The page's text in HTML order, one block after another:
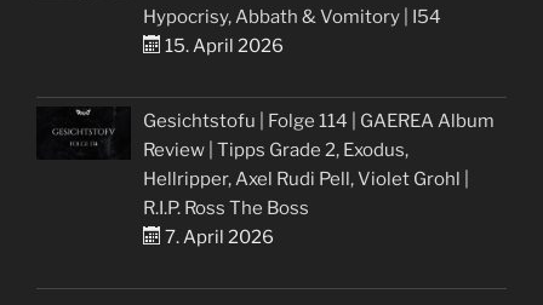
Hypocrisy, Abbath & Vomitory | I54
15. April 2026
Gesichtstofu | Folge 114 | GAEREA Album
Review | Tipps Grade 2, Exodus,
Hellripper, Axel Rudi Pell, Violet Grohl |
R.I.P. Ross The Boss
7. April 2026